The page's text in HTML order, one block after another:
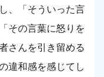
、「そういった言
その言葉に怒りを
さんを引き留める
違和感を感じてし